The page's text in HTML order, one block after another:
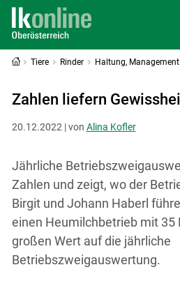
Tiere Rinder Haltung,
Zahlen liefern
20.12.2022 | von Alina Kofler
Jährliche
Zahlen und zeigt, wo der
Birgit und Johann Haberl
einen Heumilchbetrieb mit 35
großen Wert auf die jährliche
Betriebszweigauswertung.